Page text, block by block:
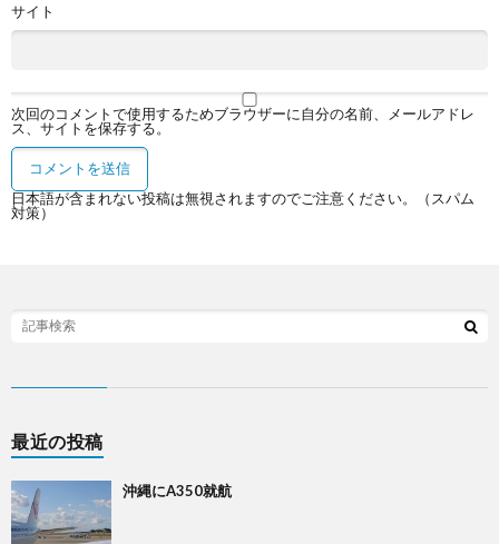
サイト
次回のコメントで使用するためブラウザーに自分の名前、メールアドレ
ス、サイトを保存する。
日本語が含まれない投稿は無視されますのでご注意ください。（スパム
対策）
最近の投稿
沖縄にA350就航